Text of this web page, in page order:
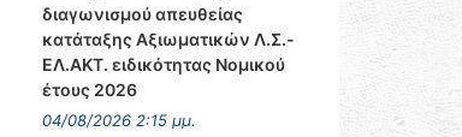
διαγωνισμού απευθείας
κατάταξης Αξιωματικών Λ.Σ.-
ΕΛ.ΑΚΤ. ειδικότητας Νομικού
έτους 2026
04/08/2026 2:15 μμ.